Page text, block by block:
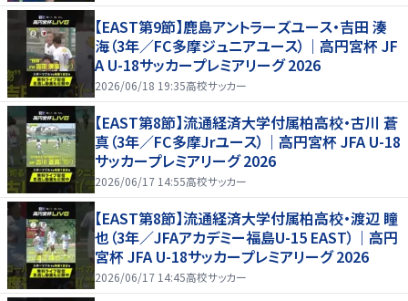
【EAST第9節】鹿島アントラーズユース・吉田 湊
海（3年／FC多摩ジュニアユース）｜高円宮杯 JF
A U-18サッカープレミアリーグ 2026
2026/06/18 19:35高校サッカー
【EAST第8節】流通経済大学付属柏高校・古川 蒼
真（3年／FC多摩Jrユース）｜高円宮杯 JFA U-18
サッカープレミアリーグ 2026
2026/06/17 14:55高校サッカー
【EAST第8節】流通経済大学付属柏高校・渡辺 瞳
也（3年／JFAアカデミー福島U-15 EAST）｜高円
宮杯 JFA U-18サッカープレミアリーグ 2026
2026/06/17 14:45高校サッカー